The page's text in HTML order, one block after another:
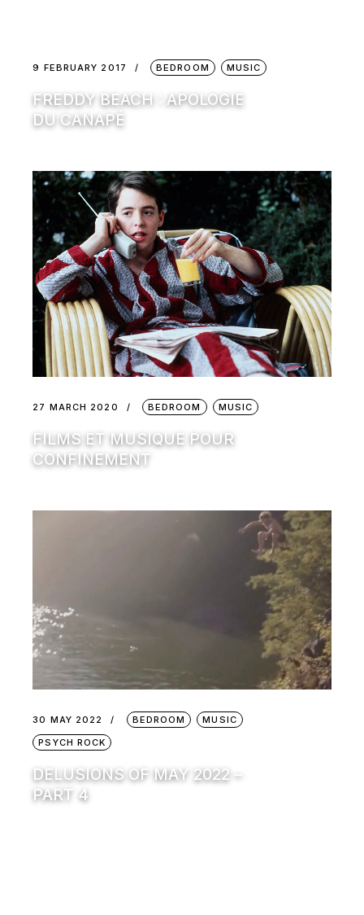
9 FEBRUARY 2017 BEDROOM MUSIC
FREDDY BEACH : APOLOGIE
DU CANAPÉ
27 MARCH 2020 BEDROOM MUSIC
FILMS ET MUSIQUE POUR
CONFINEMENT
30 MAY 2022 BEDROOM
MUSIC
PSYCH ROCK
DELUSIONS OF MAY 2022 –
PART 4